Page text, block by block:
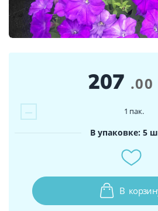
207 .00
− 1 пак.
В упаковке: 5
В